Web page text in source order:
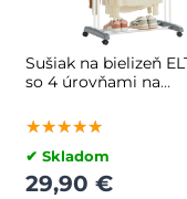
Sušiak na bielizeň
so 4 úrovňami na
63,5x128x173cm,
★★★★★
★★★★★
★★★★★
✔ Skladom
29,90 €